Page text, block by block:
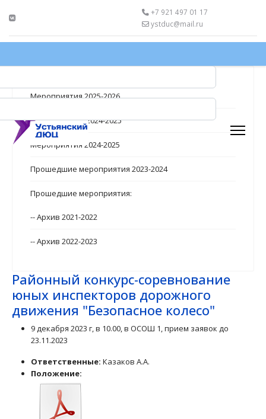
+7 921 497 01 17
ystduc@mail.ru
Мероприятия 2025-2026
Мероприятия_2024-2025
Мероприятия 2024-2025
Прошедшие мероприятия 2023-2024
Прошедшие мероприятия:
-- Архив 2021-2022
-- Архив 2022-2023
Районный конкурс-соревнование
юных инспекторов дорожного
движения "Безопасное колесо"
9 декабря 2023 г, в 10.00, в ОСОШ 1, прием заявок до
23.11.2023
Ответственные: Казаков А.А.
Положение: